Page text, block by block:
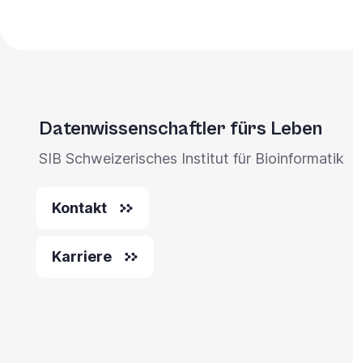
content.
Datenwissenschaftler fürs Leben
SIB Schweizerisches Institut für Bioinformatik
Kontakt
Karriere